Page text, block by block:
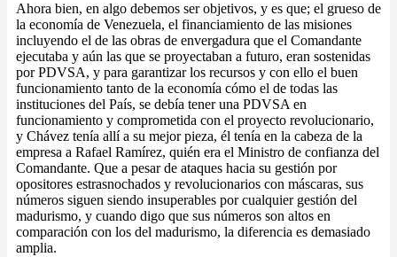
Ahora bien, en algo debemos ser objetivos, y es que; el grueso de
la economía de Venezuela, el financiamiento de las misiones
incluyendo el de las obras de envergadura que el Comandante
ejecutaba y aún las que se proyectaban a futuro, eran sostenidas
por PDVSA, y para garantizar los recursos y con ello el buen
funcionamiento tanto de la economía cómo el de todas las
instituciones del País, se debía tener una PDVSA en
funcionamiento y comprometida con el proyecto revolucionario,
y Chávez tenía allí a su mejor pieza, él tenía en la cabeza de la
empresa a Rafael Ramírez, quién era el Ministro de confianza del
Comandante. Que a pesar de ataques hacia su gestión por
opositores estrasnochados y revolucionarios con máscaras, sus
números siguen siendo insuperables por cualquier gestión del
madurismo, y cuando digo que sus números son altos en
comparación con los del madurismo, la diferencia es demasiado
amplia.